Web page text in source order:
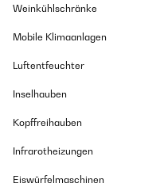
Weinkühlschränke
Mobile Klimaanlagen
Luftentfeuchter
Inselhauben
Kopffreihauben
Infrarotheizungen
Eiswürfelmaschinen